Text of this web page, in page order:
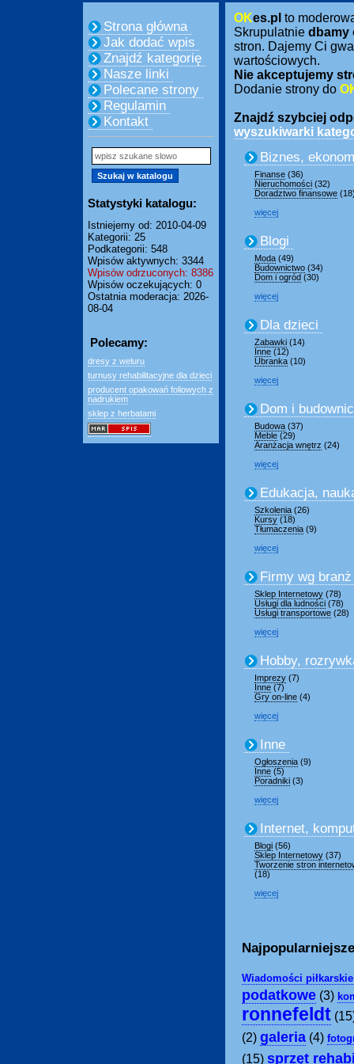
Strona główna
Jak dodać wpis
Znajdź kategorię
Nasze linki
Polecane strony
Regulamin
Kontakt
Statystyki katalogu:
Istniejemy od: 2010-04-09
Kategorii: 25
Podkategorii: 548
Wpisów aktywnych: 3344
Wpisów odrzuconych: 8386
Wpisów oczekujących: 0
Ostatnia moderacja: 2026-
08-04
Polecamy:
dresy z weluru
turnusy rehabilitacyjne dla dzieci
producent opakowań foliowych z
nadrukiem
sklep z herbatami
OKes.pl to
Skrupulatnie dbamy
stron. Dajemy Ci
wartościowych.
Nie akceptujemy
Dodanie strony do
Znajdź szybciej
wyszukiwarki
Biznes,
Finanse (36)
Nieruchomości (32)
Doradztwo finansowe
więcej
Blogi
Moda (49)
Budownictwo (34)
Dom i ogród (30)
więcej
Dla dzieci
Zabawki (14)
Inne (12)
Ubranka (10)
więcej
Dom i
Budowa (37)
Meble (29)
Aranżacja wnętrz (24)
więcej
Edukacja,
Szkolenia (26)
Kursy (18)
Tłumaczenia (9)
więcej
Firmy wg branż
Sklep Internetowy (78)
Usługi dla ludności (78)
Usługi transportowe (28)
więcej
Hobby,
Imprezy (7)
Inne (7)
Gry on-line (4)
więcej
Inne
Ogłoszenia (9)
Inne (5)
Poradniki (3)
więcej
Internet,
Blogi (56)
Sklep Internetowy (37)
Tworzenie stron
(18)
więcej
Wiadomości piłkarskie
podatkowe (3)
ronnefeldt
(2) galeria (4)
(15) sprzęt